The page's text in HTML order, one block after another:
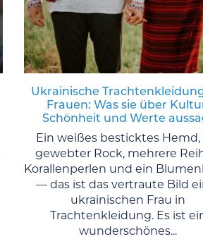
Ukrainische
Frauen: Was sie über
Schönheit und Werte
Ein weißes besticktes Hemd,
gewebter Rock, mehrere
Korallenperlen und ein
— das ist das vertraute Bild
ukrainischen Frau in
Trachtenkleidung. Es ist
wunderschönes...